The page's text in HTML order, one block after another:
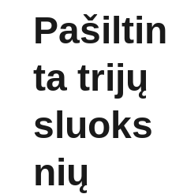
Pašiltin
ta trijų
sluoks
nių